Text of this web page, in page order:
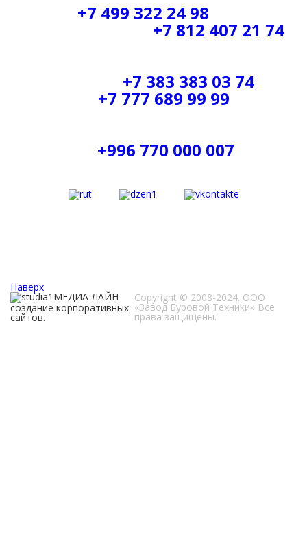
+7 499 322 24 98
+7 812 407 21 74
+7 383 383 03 74
+7 777 689 99 99
+996 770 000 007
Наверх
МЕДИА-ЛАЙН
создание корпоративных
сайтов.
Copyright © 2008-2024. ООО
«Завод Буровой Техники» Все
права защищены.